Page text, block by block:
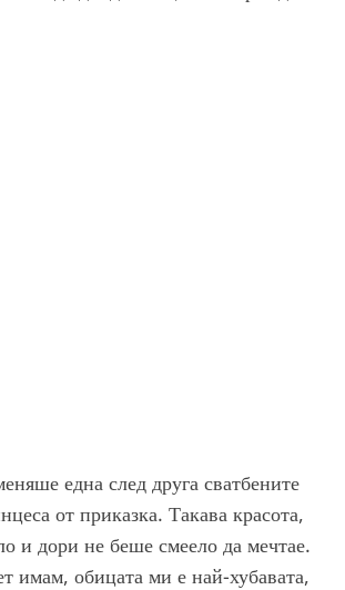
една след друга сватбените
от приказка. Такава красота,
и дори не беше смеело да мечтае.
имам, обицата ми е най-хубавата,